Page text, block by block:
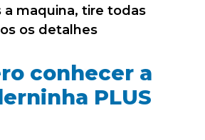
a maquina, tire todas
os detalhes
conhecer a
PLUS